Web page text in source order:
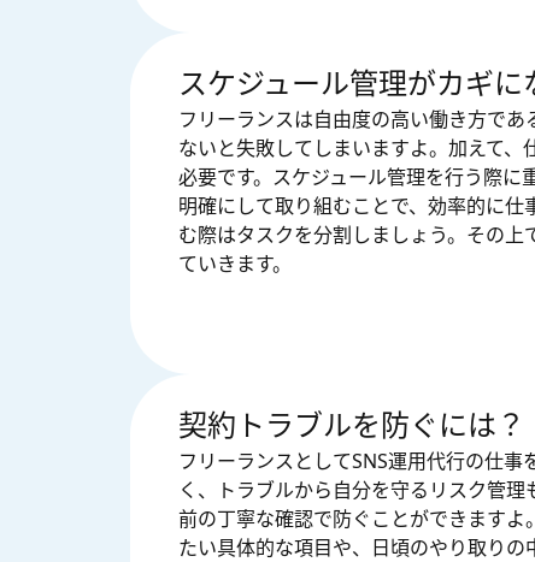
スケジュール管理がカギに
フリーランスは自由度の高い働き方で
ないと失敗してしまいますよ。加えて
必要です。スケジュール管理を行う際に
明確にして取り組むことで、効率的に
む際はタスクを分割しましょう。その
ていきます。
契約トラブルを防ぐには？
フリーランスとしてSNS運用代行の仕
く、トラブルから自分を守るリスク管
前の丁寧な確認で防ぐことができます
たい具体的な項目や、日頃のやり取り